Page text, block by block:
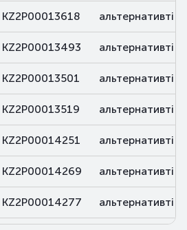
KZ2P00013618 альтернативті
KZ2P00013493 альтернативті
KZ2P00013501 альтернативті
KZ2P00013519 альтернативті
KZ2P00014251 альтернативті
KZ2P00014269 альтернативті
KZ2P00014277 альтернативті